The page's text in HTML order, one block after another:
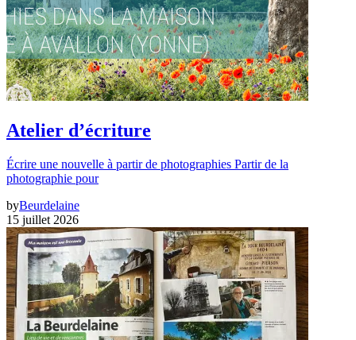
Atelier d’écriture
Écrire une nouvelle à partir de photographies Partir de la
photographie pour
byBeurdelaine
15 juillet 2026